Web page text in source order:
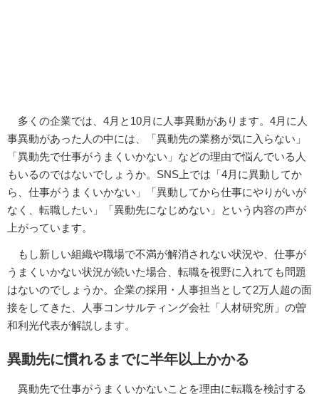
多くの企業では、4月と10月に人事異動があります。4月に人
事異動があった人の中には、「異動先の業務が気に入らない」
「異動先で仕事がうまくいかない」などの理由で悩んでいる人
もいるのではないでしょうか。SNS上では「4月に異動してか
ら、仕事がうまくいかない」「異動してから仕事にやりがいが
なく、転職したい」「異動先になじめない」という内容の声が
上がっています。
もし新しい組織や職場で不満が解消されない状況や、仕事が
うまくいかない状況が続いた場合、転職を視野に入れても問題
はないのでしょうか。企業の採用・人事担当として2万人超の面
接をしてきた、人事コンサルティング会社「人材研究所」の曽
和利光代表が解説します。
異動先に慣れるまでに半年以上かかる
異動先で仕事がうまくいかないことを理由に転職を検討する